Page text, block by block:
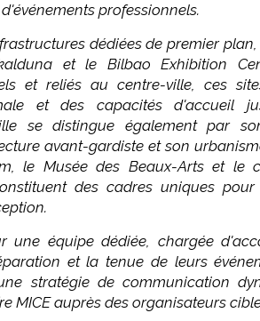
professionnels.
dédiées de premier
et le Bilbao Exhibition
et reliés au centre-ville, ces
et des capacités d'accueil
se distingue également par
avant-gardiste et son
le Musée des Beaux-Arts et le
des cadres uniques pour
une équipe dédiée, chargée
et la tenue de leurs
stratégie de communication
MICE auprès des organisateurs